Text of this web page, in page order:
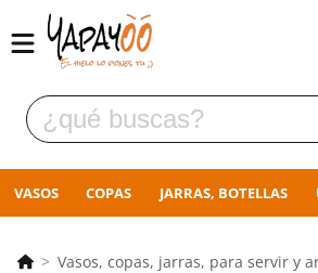
VASOS COPAS JARRAS, BOTELLAS
Vasos, copas, jarras, para servir y